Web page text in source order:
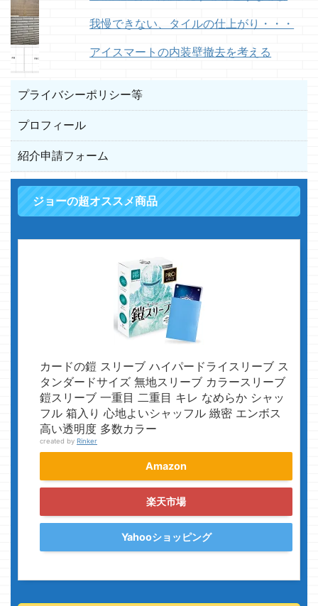
我慢できない、タイルの仕上がり・・・
アイスマートの内装壁撤去を考える
プライバシーポリシー等
プロフィール
紹介申請フォーム
ジョーの超オススメ商品
カードの鎧 スリーブ ハイパードライスリーブ ス
タンダードサイズ 無地スリーブ カラースリーブ
鎧スリーブ 一重目 二重目 キレ なめらか シャッ
フル 箱入り 心地よいシャッフル 緻密 エンボス
高い透明度 多数カラー
created by Rinker
Amazon
楽天市場
Yahooショッピング